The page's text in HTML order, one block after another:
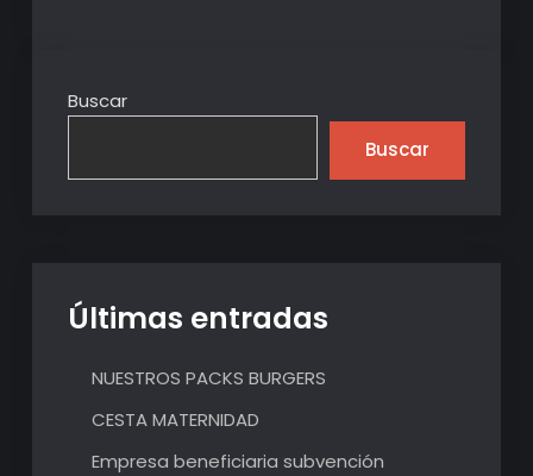
Buscar
Buscar
Últimas entradas
NUESTROS PACKS BURGERS
CESTA MATERNIDAD
Empresa beneficiaria subvención